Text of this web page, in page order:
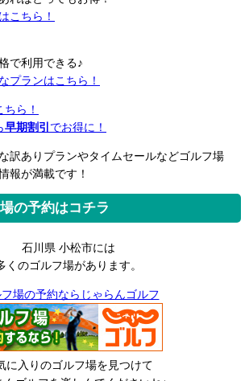
こちら！
で利用できる♪
プランはこちら！
ちら！
早期割引 でお得に！
訳ありプランやタイムセールなどゴルフ場
報が満載です！
の予約はコチラ
石川県 小松市には
くのゴルフ場があります。
フ場の予約ならじゃらんゴルフ
に入りのゴルフ場を見つけて